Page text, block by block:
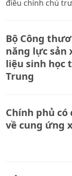
điều chỉnh chủ
Bộ Công
năng lực sản
liệu sinh học
Trung
Chính phủ có
về cung ứng